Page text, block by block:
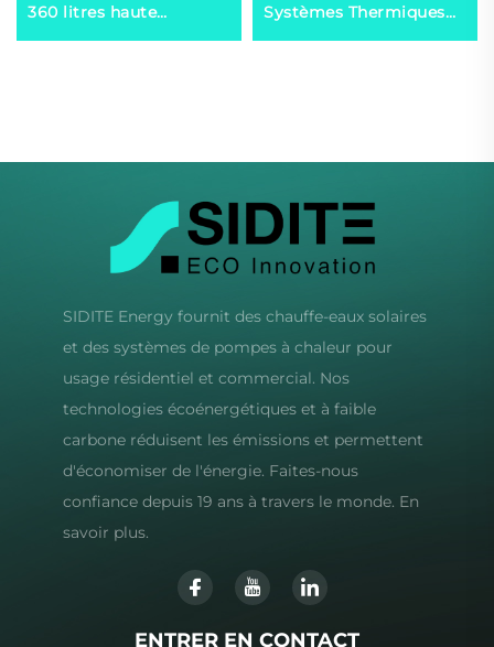
360 litres haute
pression Exporté au
Systèmes Thermiques
Solaires à Haut
SIDITE Energy fournit des chauffe-eaux solaires
et des systèmes de pompes à chaleur pour
usage résidentiel et commercial. Nos
technologies écoénergétiques et à faible
carbone réduisent les émissions et permettent
d'économiser de l'énergie. Faites-nous
confiance depuis 19 ans à travers le monde. En
savoir plus.
ENTRER EN CONTACT